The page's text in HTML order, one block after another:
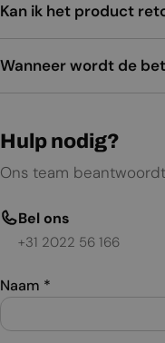
Kan ik het product
Wanneer wordt de
Hulp nodig?
Ons team
Bel ons
+31 2022 56 166
Naam *